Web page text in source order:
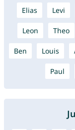
Elias Levi
Leon Theo
Ben Louis
Paul